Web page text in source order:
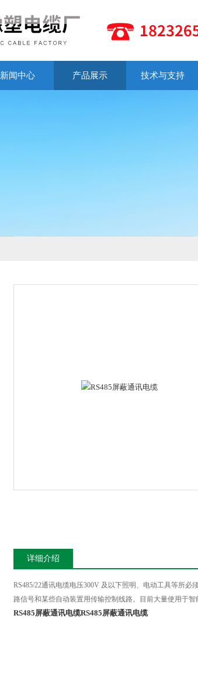
新闻中心 产品展示 技术与支持
详细介绍
RS485/22通讯电缆电压300V 及以下照明、电动工具等所必
路信号和某些自动装置用传输控制线路。目前大量使用于智
RS485屏蔽通讯电缆RS485屏蔽通讯电缆